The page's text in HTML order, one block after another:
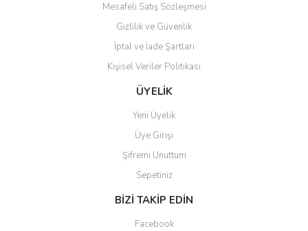
Mesafeli Satış Sözleşmesi
Gizlilik ve Güvenlik
İptal ve İade Şartları
Kişisel Veriler Politikası
ÜYELİK
Yeni Üyelik
Üye Girişi
Şifremi Unuttum
Sepetiniz
BİZİ TAKİP EDİN
Facebook